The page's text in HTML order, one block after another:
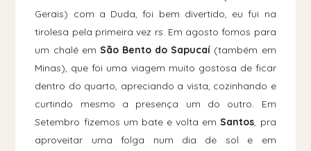
Gerais) com a Duda, foi bem divertido, eu fui na
tirolesa pela primeira vez rs. Em agosto fomos para
um chalé em São Bento do Sapucaí (também em
Minas), que foi uma viagem muito gostosa de ficar
dentro do quarto, apreciando a vista, cozinhando e
curtindo mesmo a presença um do outro. Em
Setembro fizemos um bate e volta emSantos, pra
aproveitar uma folga num dia de sol e em